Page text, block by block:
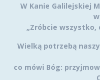
W Kanie Galilejskiej
„Zróbcie wszystko,
Wielką potrzebą
co mówi Bóg: